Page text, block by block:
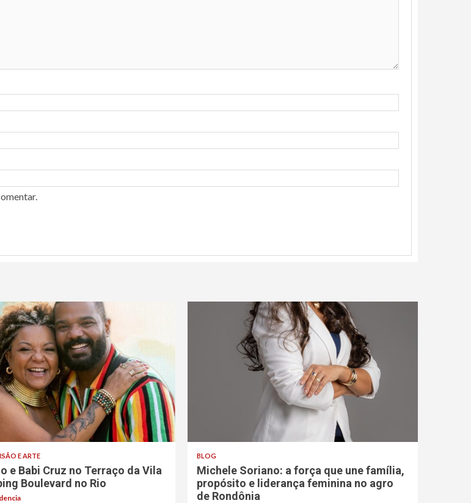
E ARTE
e Babi Cruz no Terraço da Vila
Boulevard no Rio
BLOG
Michele Soriano: a força que une família,
propósito e liderança feminina no agro
de Rondônia